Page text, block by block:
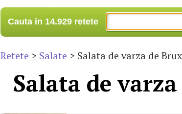
Cauta in 14.929 retete
Retete > Salate > Salata de varza de
Salata de